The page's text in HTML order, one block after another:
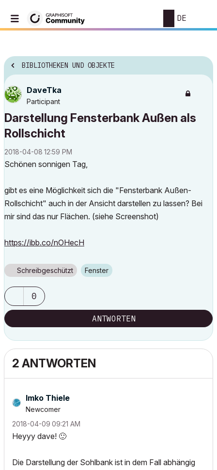
DE
BIBLIOTHEKEN UND OBJEKTE
DaveTka
Participant
Darstellung Fensterbank Außen als
Rollschicht
‎2018-04-08 12:59 PM
Schönen sonnigen Tag,
gibt es eine Möglichkeit sich die "Fensterbank Außen-
Rollschicht" auch in der Ansicht darstellen zu lassen? Bei
mir sind das nur Flächen. (siehe Screenshot)
https://ibb.co/nOHecH
Schreibgeschützt Fenster
0
ANTWORTEN
2 ANTWORTEN
Imko Thiele
Newcomer
‎2018-04-09 09:21 AM
Heyyy dave! 🙂
Die Darstellung der Sohlbank ist in dem Fall abhängig